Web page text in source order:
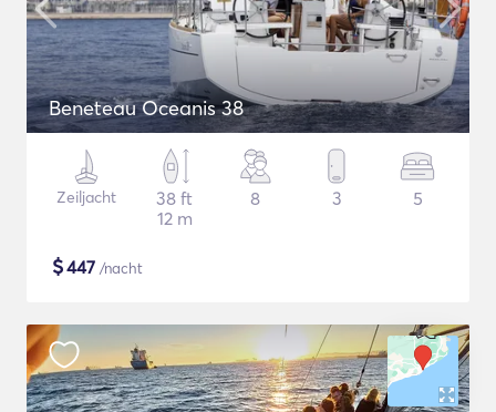
Beneteau Oceanis 38
Zeiljacht
38 ft
12 m
8 3 5
$447 /nacht